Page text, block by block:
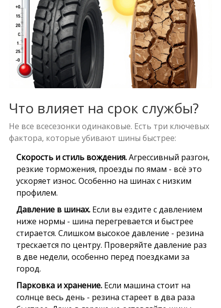
Что влияет на срок службы?
Не все всесезонки одинаковые. Есть три ключевых
фактора, которые убивают шины быстрее:
Скорость и стиль вождения.Агрессивный разгон,
резкие торможения, проезды по ямам - всё это
ускоряет износ. Особенно на шинах с низким
профилем.
Давление в шинах.Если вы ездите с давлением
ниже нормы - шина перегревается и быстрее
стирается. Слишком высокое давление - резина
трескается по центру. Проверяйте давление раз
в две недели, особенно перед поездками за
город.
Парковка и хранение.Если машина стоит на
солнце весь день - резина стареет в два раза